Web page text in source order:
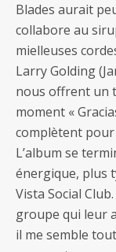
Blades aurait
collabore au
mielleuses
Larry Golding
nous offrent un
moment «
complètent
L’album se
énergique, plus
Vista Social
groupe qui leur
il me semble